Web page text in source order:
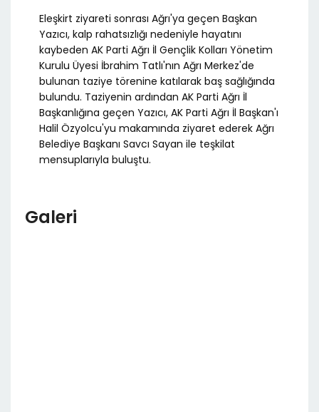
Eleşkirt ziyareti sonrası Ağrı'ya geçen Başkan
Yazıcı, kalp rahatsızlığı nedeniyle hayatını
kaybeden AK Parti Ağrı İl Gençlik Kolları Yönetim
Kurulu Üyesi İbrahim Tatlı'nın Ağrı Merkez'de
bulunan taziye törenine katılarak baş sağlığında
bulundu. Taziyenin ardından AK Parti Ağrı İl
Başkanlığına geçen Yazıcı, AK Parti Ağrı İl Başkan'ı
Halil Özyolcu'yu makamında ziyaret ederek Ağrı
Belediye Başkanı Savcı Sayan ile teşkilat
mensuplarıyla buluştu.
Galeri